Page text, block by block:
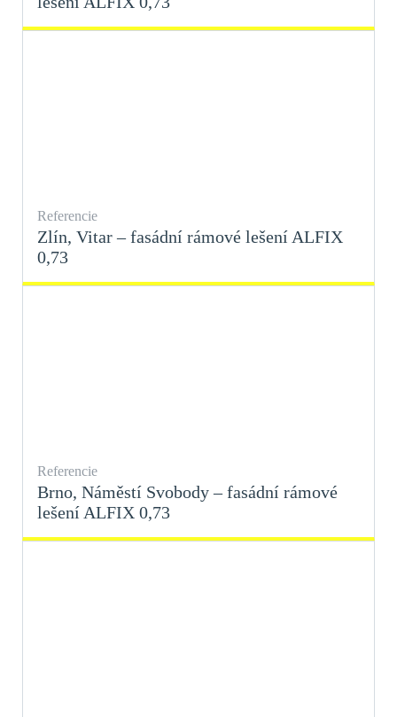
Referencie
Zlín, Vitar – fasádní rámové lešení ALFIX
0,73
Referencie
Brno, Náměstí Svobody – fasádní rámové
lešení ALFIX 0,73